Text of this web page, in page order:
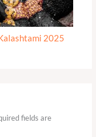
Kalashtami 2025
fields are